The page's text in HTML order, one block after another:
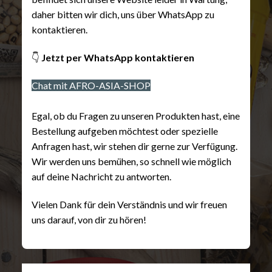
daher bitten wir dich, uns über WhatsApp zu
kontaktieren.
👇 Jetzt per WhatsApp kontaktieren
Chat mit AFRO-ASIA-SHOP
Egal, ob du Fragen zu unseren Produkten hast, eine
Bestellung aufgeben möchtest oder spezielle
Anfragen hast, wir stehen dir gerne zur Verfügung.
Wir werden uns bemühen, so schnell wie möglich
auf deine Nachricht zu antworten.
Vielen Dank für dein Verständnis und wir freuen
uns darauf, von dir zu hören!